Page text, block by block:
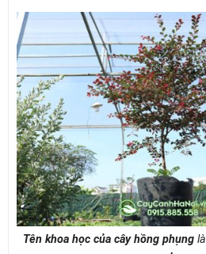
Tên khoa học của cây hồng phụnglà